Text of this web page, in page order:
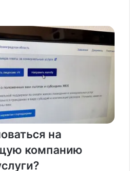
на
компанию